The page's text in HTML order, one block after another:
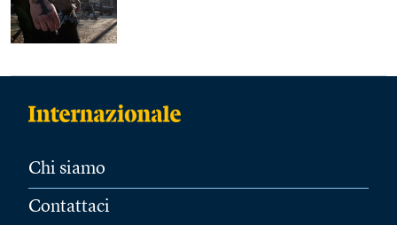
Chi siamo
Contattaci